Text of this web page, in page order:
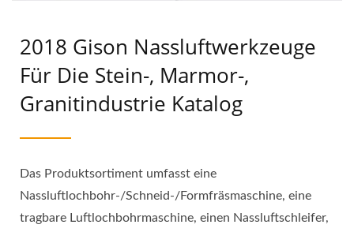
2018 Gison Nassluftwerkzeuge
Für Die Stein-, Marmor-,
Granitindustrie Katalog
Das Produktsortiment umfasst eine
Nassluftlochbohr-/Schneid-/Formfräsmaschine, eine
tragbare Luftlochbohrmaschine, einen Nassluftschleifer,